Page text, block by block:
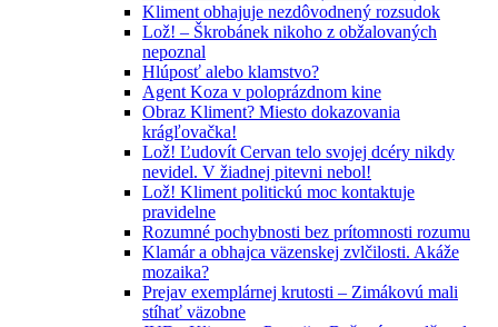
Kliment obhajuje nezdôvodnený rozsudok
Lož! – Škrobánek nikoho z obžalovaných
nepoznal
Hlúposť alebo klamstvo?
Agent Koza v poloprázdnom kine
Obraz Kliment? Miesto dokazovania
krágľovačka!
Lož! Ľudovít Cervan telo svojej dcéry nikdy
nevidel. V žiadnej pitevni nebol!
Lož! Kliment politickú moc kontaktuje
pravidelne
Rozumné pochybnosti bez prítomnosti rozumu
Klamár a obhajca väzenskej zvlčilosti. Akáže
mozaika?
Prejav exemplárnej krutosti – Zimákovú mali
stíhať väzobne